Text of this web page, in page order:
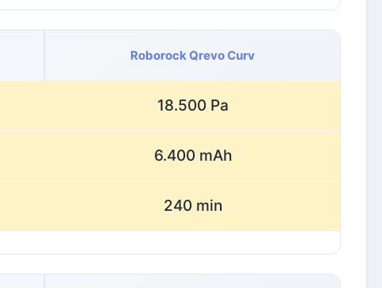
Roborock Qrevo Curv
18.500 Pa
6.400 mAh
240 min